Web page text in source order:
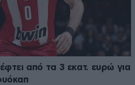
από τα 3 εκατ. ευρώ για